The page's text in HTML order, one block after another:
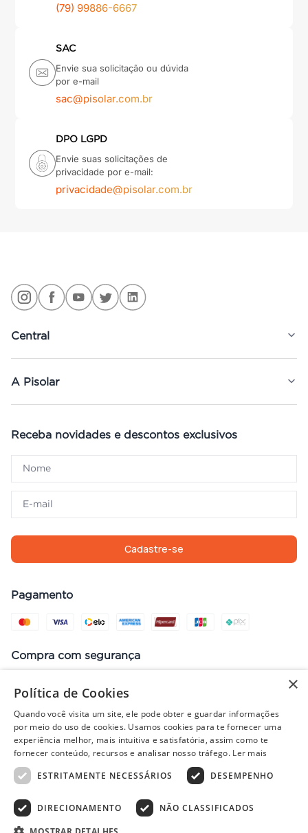
(79) 99886-6667
SAC
Envie sua solicitação ou dúvida
por e-mail
sac@pisolar.com.br
DPO LGPD
Envie suas solicitações de
privacidade por e-mail:
privacidade@pisolar.com.br
Central
A Pisolar
Receba novidades e descontos exclusivos
Cadastre-se
Pagamento
Compra com segurança
Preços, promoções, condições de pagamento e frete válidos apenas
para compras no site. Em caso de divergência, prevalece o valor do
carrinho no fechamento do pedido. Vendas sujeitas à análise e
© 2022 - PISOLAR | CNPJ: 32.868.002/0004-36 | Rua Quirino, 1294
×
Política de Cookies
Quando você visita um site, ele pode obter e guardar informações
por meio do uso de cookies. Usamos cookies para te fornecer uma
experiência melhor, mais intuitiva e satisfatória, assim como te
fornecer conteúdo, recursos e analisar nosso tráfego. Ler mais
ESTRITAMENTE NECESSÁRIOS
DESEMPENHO
DIRECIONAMENTO NÃO CLASSIFICADOS